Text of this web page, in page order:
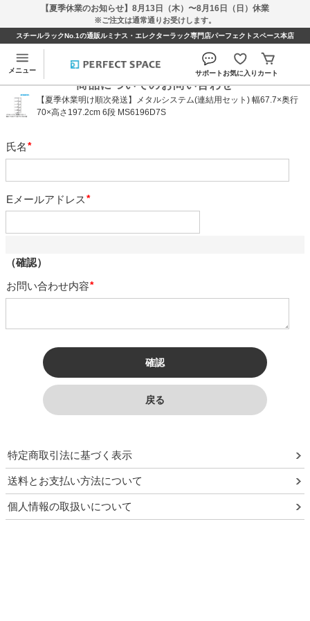
【夏季休業のお知らせ】8月13日（木）〜8月16日（日）休業
※ご注文は通常通りお受けします。
スチールラックNo.1の通販ルミナス・エレクターラック専門店パーフェクトスペース本店
メニュー サポートお気に入り カート
商品についてのお問い合わせ
【夏季休業明け順次発送】メタルシステム(連結用セット) 幅67.7×奥行
70×高さ197.2cm 6段 MS6196D7S
氏名
Eメールアドレス
（確認）
お問い合わせ内容
特定商取引法に基づく表示
送料とお支払い方法について
個人情報の取扱いについて